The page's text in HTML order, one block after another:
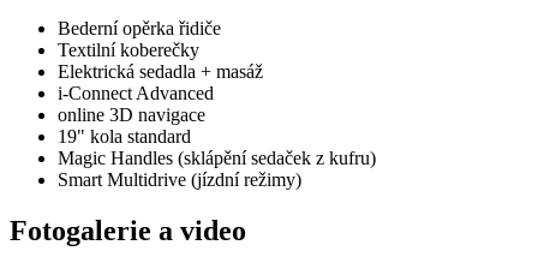
Bederní opěrka řidiče
Textilní koberečky
Elektrická sedadla + masáž
i‑Connect Advanced
online 3D navigace
19" kola standard
Magic Handles (sklápění sedaček z kufru)
Smart Multidrive (jízdní režimy)
Fotogalerie a video